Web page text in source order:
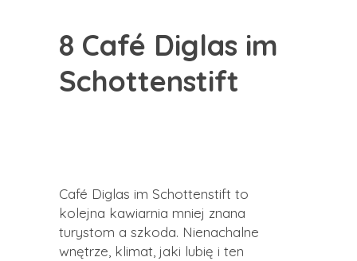
8 Café Diglas im
Schottenstift
Café Diglas im Schottenstift to
kolejna kawiarnia mniej znana
turystom a szkoda. Nienachalne
wnętrze, klimat, jaki lubię i ten